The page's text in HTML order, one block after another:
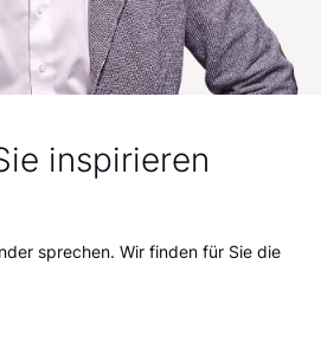
inspirieren
sprechen. Wir finden für Sie die